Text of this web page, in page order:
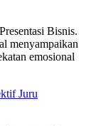
Bisnis.
menyampaikan
emosional